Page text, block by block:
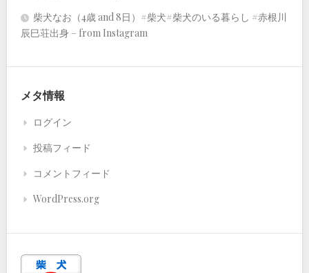
柴犬なお（4歳 and 8日）#柴犬#柴犬のいる暮らし #赤根川
辰巳荘出身 – from Instagram
メタ情報
ログイン
投稿フィード
コメントフィード
WordPress.org